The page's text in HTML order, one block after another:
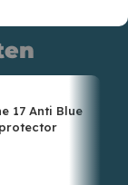
17 Anti Blue